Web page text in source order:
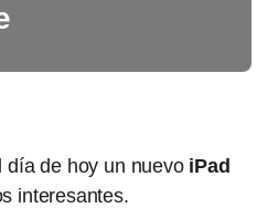
día de hoy un nuevo iPad
interesantes.